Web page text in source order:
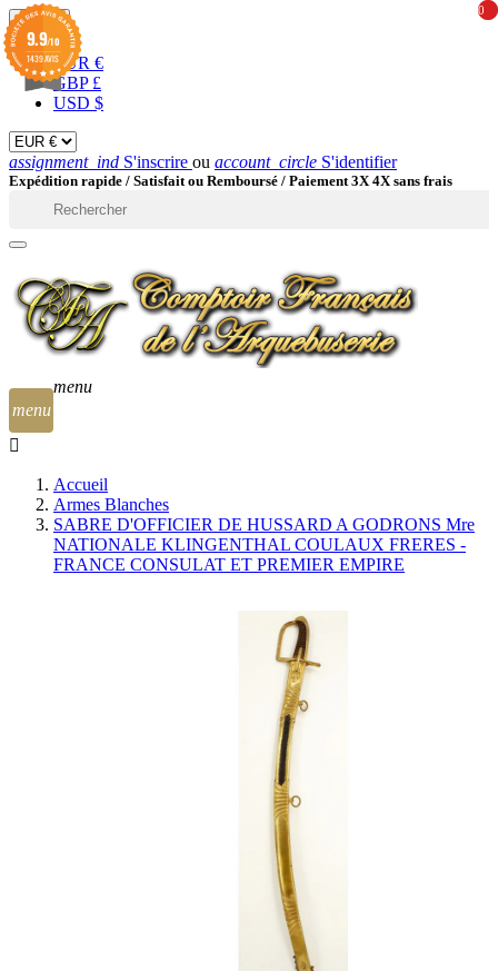
EUR 
EUR €
GBP £
USD $
assignment_ind S'inscrire ou account_circle S'identifier
Expédition rapide / Satisfait ou Remboursé / Paiement 3X 4X sans frais
menu
0
0
menu
Accueil
Armes Blanches
SABRE D'OFFICIER DE HUSSARD A GODRONS Mre
NATIONALE KLINGENTHAL COULAUX FRERES -
FRANCE CONSULAT ET PREMIER EMPIRE
9.9/10
1439 AVIS